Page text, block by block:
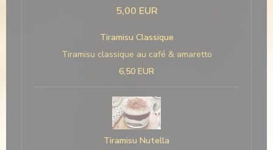
5,00 EUR
Tiramisu Classique
Tiramisu classique au café & amaretto
6,50 EUR
Tiramisu Nutella